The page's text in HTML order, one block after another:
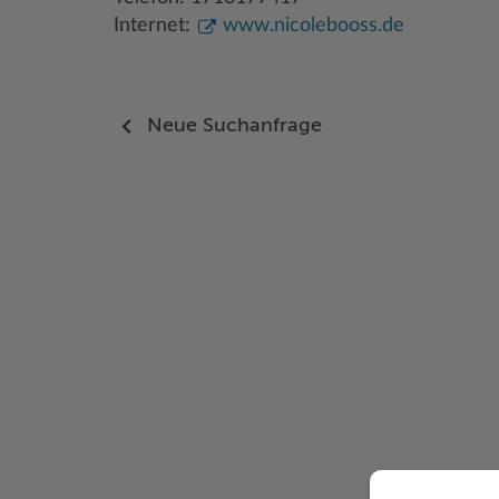
Internet:
www.nicolebooss.de
Neue Suchanfrage